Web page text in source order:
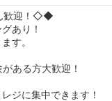
歓迎！◇◆
あり！
す。
ある方大歓迎！
ジに集中できます！